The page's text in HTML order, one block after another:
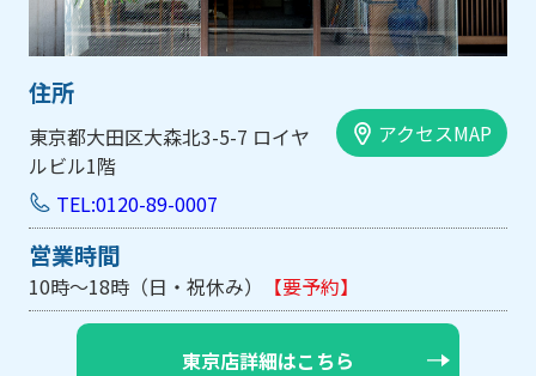
住所
大阪市中央区内平野町1-1-5 西大
手前ビル103号
アクセスMAP
TEL:0120-89-0007
営業時間
10時～18時（日・祝休み/土曜は不定休）
大阪店詳細はこちら